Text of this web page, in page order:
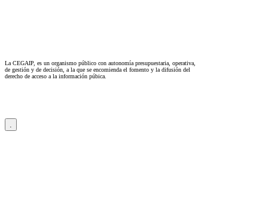
La CEGAIP, es un organismo público con autonomía presupuestaria, operativa,
de gestión y de decisión, a la que se encomienda el fomento y la difusión del
derecho de acceso a la información púbica.